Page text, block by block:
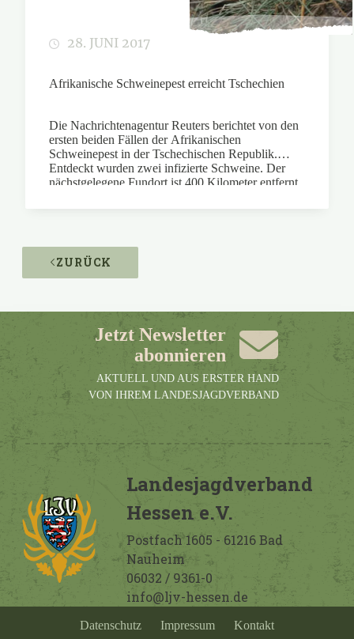
28. JUNI 2017
Afrikanische Schweinepest erreicht Tschechien
Die Nachrichtenagentur Reuters berichtet von den
ersten beiden Fällen der Afrikanischen
Schweinepest in der Tschechischen Republik.
Entdeckt wurden zwei infizierte Schweine. Der
nächstgelegene Fundort ist 400 Kilometer entfernt
ZURÜCK
Jetzt Newsletter
abonnieren
AKTUELL UND AUS ERSTER HAND
VON IHREM LANDESJAGDVERBAND
Landesjagdverband
Hessen e.V.
Postfach 1605 - 61216 Bad
Nauheim
06032 / 9361-0
info@ljv-hessen.de
Datenschutz Impressum Kontakt